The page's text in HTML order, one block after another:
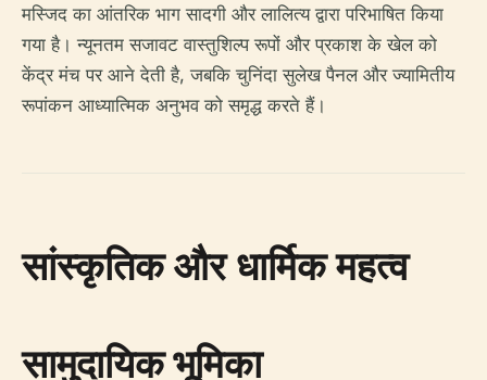
मस्जिद का आंतरिक भाग सादगी और लालित्य द्वारा परिभाषित किया
गया है। न्यूनतम सजावट वास्तुशिल्प रूपों और प्रकाश के खेल को
केंद्र मंच पर आने देती है, जबकि चुनिंदा सुलेख पैनल और ज्यामितीय
रूपांकन आध्यात्मिक अनुभव को समृद्ध करते हैं।
सांस्कृतिक और धार्मिक महत्व
सामुदायिक भूमिका